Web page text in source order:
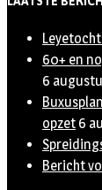
60+ en
6
opzet 6
Bericht